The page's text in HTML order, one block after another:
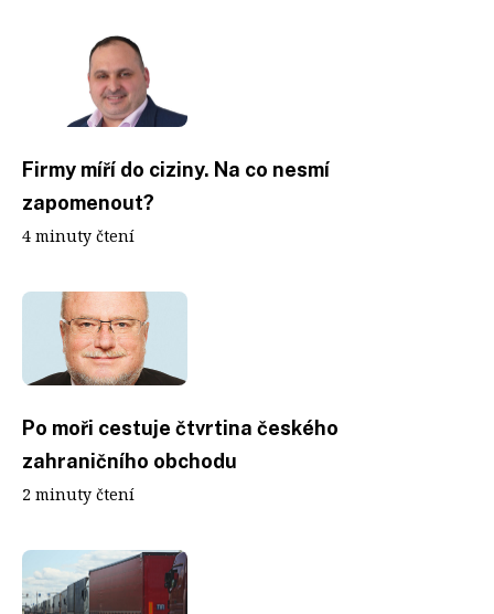
Firmy míří do ciziny. Na co nesmí
zapomenout?
4 minuty čtení
Po moři cestuje čtvrtina českého
zahraničního obchodu
2 minuty čtení